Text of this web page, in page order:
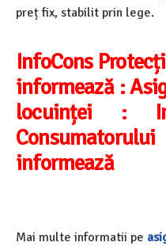
preț fix, stabilit prin lege.
InfoCons
informează :
locuinței :
informează
Mai multe informatii pe